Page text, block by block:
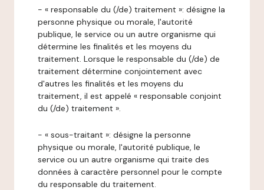
- « responsable du (/de) traitement »: désigne la
personne physique ou morale, l'autorité
publique, le service ou un autre organisme qui
détermine les finalités et les moyens du
traitement. Lorsque le responsable du (/de) de
traitement détermine conjointement avec
d'autres les finalités et les moyens du
traitement, il est appelé « responsable conjoint
du (/de) traitement ».
- « sous-traitant »: désigne la personne
physique ou morale, l'autorité publique, le
service ou un autre organisme qui traite des
données à caractère personnel pour le compte
du responsable du traitement.